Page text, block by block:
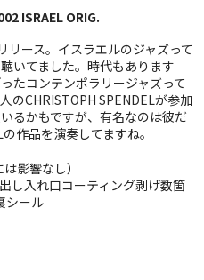
ISRAEL ORIG.
ース。イスラエルのジャズって
いてました。時代もあります
たコンテンポラリージャズって
のCHRISTOPH SPENDELが参加
るかもですが、有名なのは彼だ
作品を演奏してますね。
影響なし）
し入れ口コーティング剥げ数箇
シール